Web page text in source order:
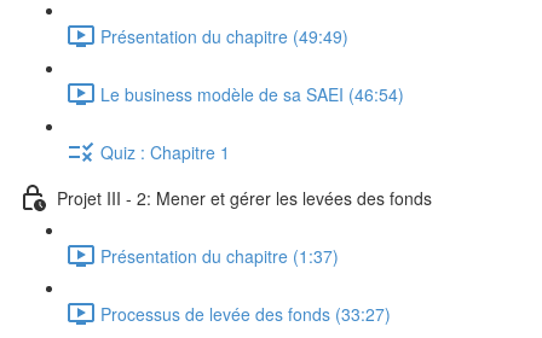
Présentation du chapitre (49:49)
Le business modèle de sa SAEI (46:54)
Quiz : Chapitre 1
Projet III - 2: Mener et gérer les levées des fonds
Présentation du chapitre (1:37)
Processus de levée des fonds (33:27)